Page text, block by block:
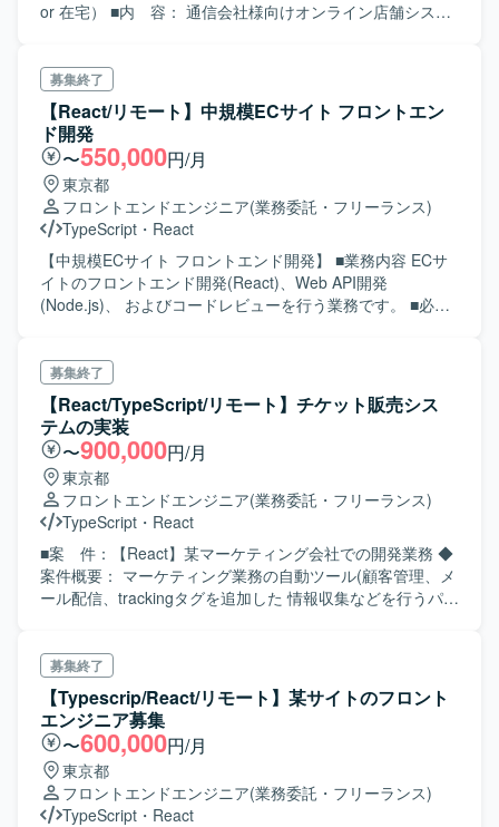
or 在宅） ■内 容： 通信会社様向けオンライン店舗システ
リードおよび業務推進して いただける方を探しておりま
す。 開発スケジュール：フェーズごとに段階リリースを想
定 【第1フェーズ】 4月～：設計～単体テスト 6月～：内部
結合テスト、外部結合テスト、 システムテスト/ユ
ーザ受け入れテスト 【第2フェーズ】 7月～ ：設計～
単体テスト 10月～11月：内部結合テスト、外部結合テス
ト、 システムテスト/ユーザ受け入れテスト ※
第3フェーズ以降も継続予定。 規模：～7月：50人月、30～
35画面想定 8月～：順次着手 募集：8月～：1名 ＜ス
キル＞ ■必 須： ・要件定義～経験 ・フロント開発ご経験
者（4年以上） ・Vue.js、TypeScript、Nuxt.js →いずれか
募集終了
【React/リモート】中規模ECサイト フロントエン
ド開発
〜550,000円/月
東京都
フロントエンドエンジニア(業務委託・フリーランス)
TypeScript ・ React
【中規模ECサイト フロントエンド開発】 ■業務内容 ECサ
イトのフロントエンド開発(React)、Web API開発
(Node.js)、 およびコードレビューを行う業務です。 ■必須
経験 Fastify 経験
募集終了
【React/TypeScript/リモート】チケット販売シス
テムの実装
〜900,000円/月
東京都
フロントエンドエンジニア(業務委託・フリーランス)
TypeScript ・ React
■案 件：【React】某マーケティング会社での開発業務 ◆
案件概要： マーケティング業務の自動ツール(顧客管理、メ
ール配信、trackingタグを追加した 情報収集などを行うパッ
ている企業となります。 ◆業務内容： チケット販売システ
ムの実装をメインで行っていただきます 詳細設計の作成な
らびに開発を中心に、ドキュメントの要件定義資料や設計
を読み、 ミーティングやチャットを用いて不明点を主体的
に解決しながら実装をして頂きます。
募集終了
【Typescrip/React/リモート】某サイトのフロント
エンジニア募集
〜600,000円/月
東京都
フロントエンドエンジニア(業務委託・フリーランス)
TypeScript ・ React